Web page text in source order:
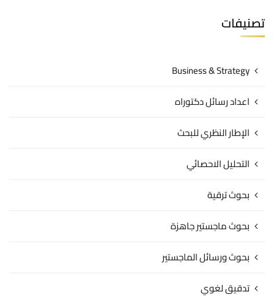
تصنيفات
Business & Strategy
اعداد رسائل دكتوراه
الإطار النظري للبحث
التحليل الاحصائي
بحوث ترقية
بحوث ماجستير جاهزة
بحوث ورسائل الماجستير
تدقيق لغوي